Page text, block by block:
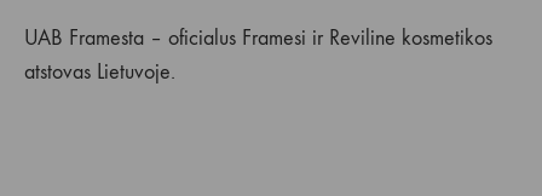
UAB Framesta – oficialus Framesi ir Reviline kosmetikos
atstovas Lietuvoje.